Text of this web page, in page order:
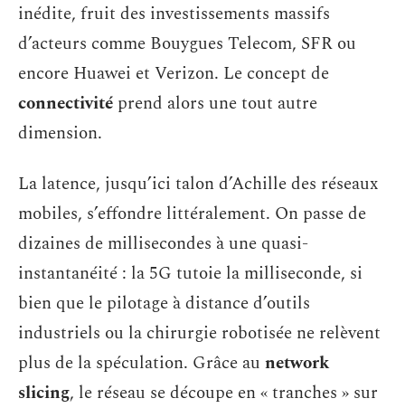
inédite, fruit des investissements massifs
d’acteurs comme Bouygues Telecom, SFR ou
encore Huawei et Verizon. Le concept de
connectivité prend alors une tout autre
dimension.
La latence, jusqu’ici talon d’Achille des réseaux
mobiles, s’effondre littéralement. On passe de
dizaines de millisecondes à une quasi-
instantanéité : la 5G tutoie la milliseconde, si
bien que le pilotage à distance d’outils
industriels ou la chirurgie robotisée ne relèvent
plus de la spéculation. Grâce au network
slicing, le réseau se découpe en « tranches » sur